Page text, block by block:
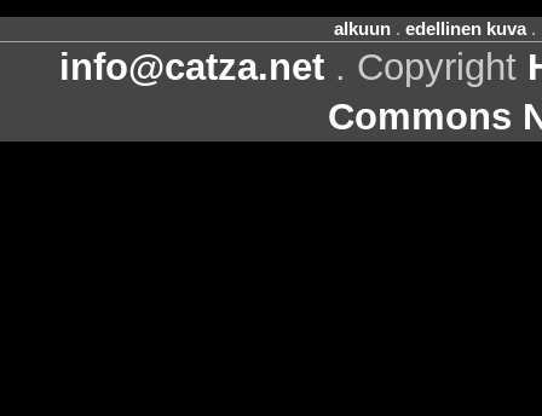
alkuun. edellinen kuva.
info@catza.net . Copyright
Commons